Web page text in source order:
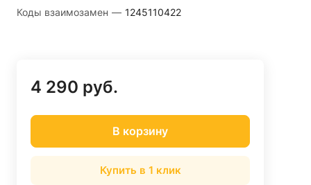
Коды взаимозамен — 1245110422
4 290 руб.
В корзину
Купить в 1 клик